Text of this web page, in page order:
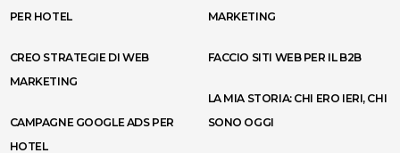
PER HOTEL
CREO STRATEGIE DI WEB
MARKETING
CAMPAGNE GOOGLE ADS PER
HOTEL
MARKETING
FACCIO SITI WEB PER IL B2B
LA MIA STORIA: CHI ERO IERI, CHI
SONO OGGI